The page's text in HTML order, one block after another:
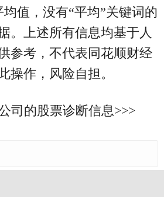
值，没有“平均”关键词的
。上述所有信息均基于人
参考，不代表同花顺财经
操作，风险自担。
司的股票诊断信息>>>